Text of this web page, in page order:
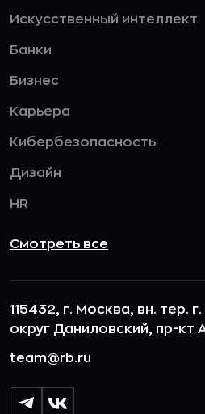
Искусственный интеллект
Банки
Бизнес
Карьера
Кибербезопасность
Дизайн
HR
Смотреть все
115432, г. Москва, вн. тер.
округ Даниловский, пр-кт
team@rb.ru